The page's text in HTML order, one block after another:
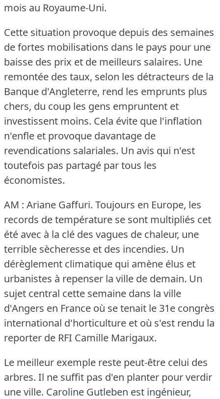
mois au Royaume-Uni.
Cette situation provoque depuis des semaines
de fortes mobilisations dans le pays pour une
baisse des prix et de meilleurs salaires. Une
remontée des taux, selon les détracteurs de la
Banque d'Angleterre, rend les emprunts plus
chers, du coup les gens empruntent et
investissent moins. Cela évite que l'inflation
n'enfle et provoque davantage de
revendications salariales. Un avis qui n'est
toutefois pas partagé par tous les
économistes.
AM : Ariane Gaffuri. Toujours en Europe, les
records de température se sont multipliés cet
été avec à la clé des vagues de chaleur, une
terrible sècheresse et des incendies. Un
dérèglement climatique qui amène élus et
urbanistes à repenser la ville de demain. Un
sujet central cette semaine dans la ville
d'Angers en France où se tenait le 31e congrès
international d'horticulture et où s'est rendu la
reporter de RFI Camille Marigaux.
Le meilleur exemple reste peut-être celui des
arbres. Il ne suffit pas d'en planter pour verdir
une ville. Caroline Gutleben est ingénieur,